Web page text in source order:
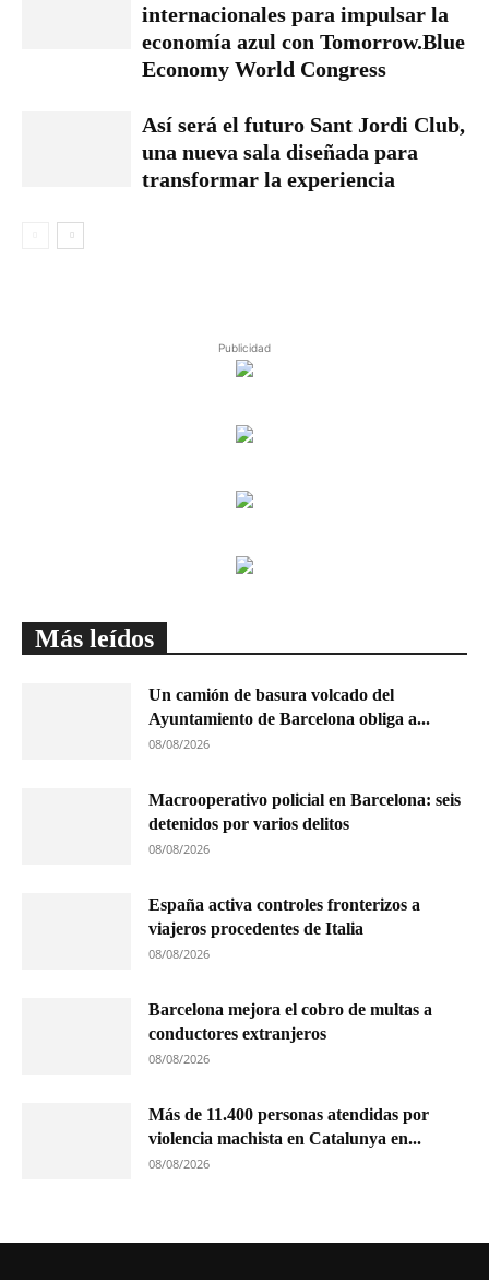
internacionales para impulsar la
economía azul con Tomorrow.Blue
Economy World Congress
Así será el futuro Sant Jordi Club,
una nueva sala diseñada para
transformar la experiencia
Publicidad
Más leídos
Un camión de basura volcado del
Ayuntamiento de Barcelona obliga a...
08/08/2026
Macrooperativo policial en Barcelona: seis
detenidos por varios delitos
08/08/2026
España activa controles fronterizos a
viajeros procedentes de Italia
08/08/2026
Barcelona mejora el cobro de multas a
conductores extranjeros
08/08/2026
Más de 11.400 personas atendidas por
violencia machista en Catalunya en...
08/08/2026